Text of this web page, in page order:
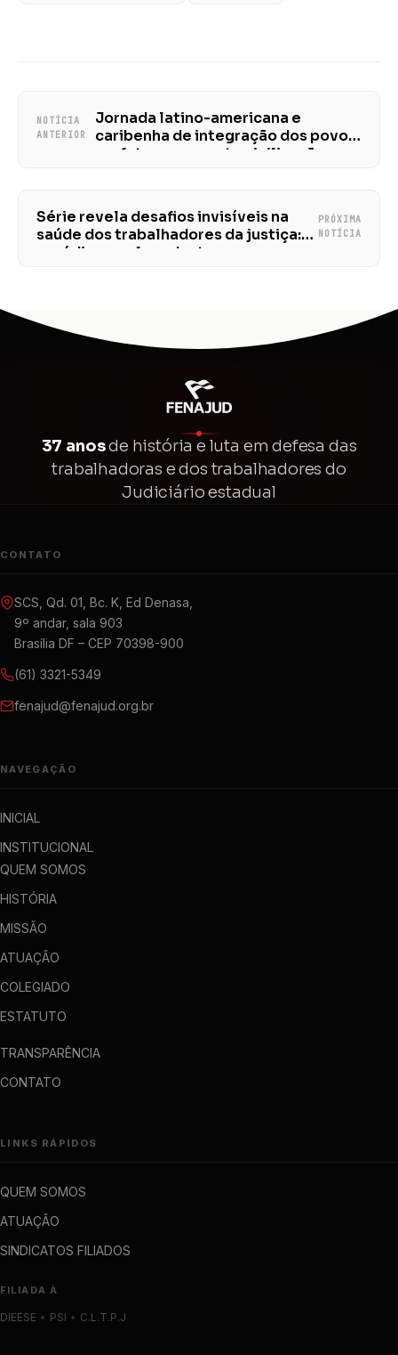
NOTÍCIA
ANTERIOR
Jornada latino-americana e
caribenha de integração dos povos
e o futuro enquanto civilização
Série revela desafios invisíveis na
saúde dos trabalhadores da justiça:
assédio moral em destaque
PRÓXIMA
NOTÍCIA
37 anosde história e luta em defesa das
trabalhadoras e dos trabalhadores do
Judiciário estadual
CONTATO
SCS, Qd. 01, Bc. K, Ed Denasa,
9º andar, sala 903
Brasília DF – CEP 70398-900
(61) 3321-5349
fenajud@fenajud.org.br
NAVEGAÇÃO
INICIAL
INSTITUCIONAL
QUEM SOMOS
HISTÓRIA
MISSÃO
ATUAÇÃO
COLEGIADO
ESTATUTO
TRANSPARÊNCIA
CONTATO
LINKS RÁPIDOS
QUEM SOMOS
ATUAÇÃO
SINDICATOS FILIADOS
FILIADA À
DIEESE • PSI • C.L.T.P.J